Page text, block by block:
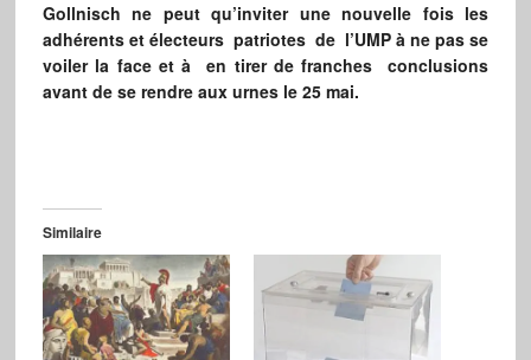
Gollnisch ne peut qu’inviter une nouvelle fois les
adhérents et électeurs patriotes de l’UMP à ne pas se
voiler la face et à en tirer de franches conclusions
avant de se rendre aux urnes le 25 mai.
Similaire